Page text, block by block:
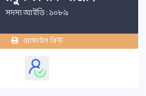
সদস্য আইডি : ১০৮৯
প্রোফাইল প্রিন্ট